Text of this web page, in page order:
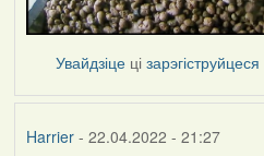
Увайдзіце цізарэгіструйцеся
Harrier- 22.04.2022 - 21:27